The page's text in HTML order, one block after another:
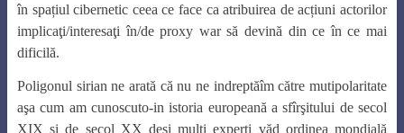
în spațiul cibernetic ceea ce face ca atribuirea de acțiuni actorilor
implicaţi/interesaţi în/de proxy war să devină din ce în ce mai
dificilă.
Poligonul sirian ne arată că nu ne indreptăîm către mutipolaritate
aşa cum am cunoscuto-in istoria europeană a sfîrşitului de secol
XIX si de secol XX deşi mulți experți văd ordinea mondială